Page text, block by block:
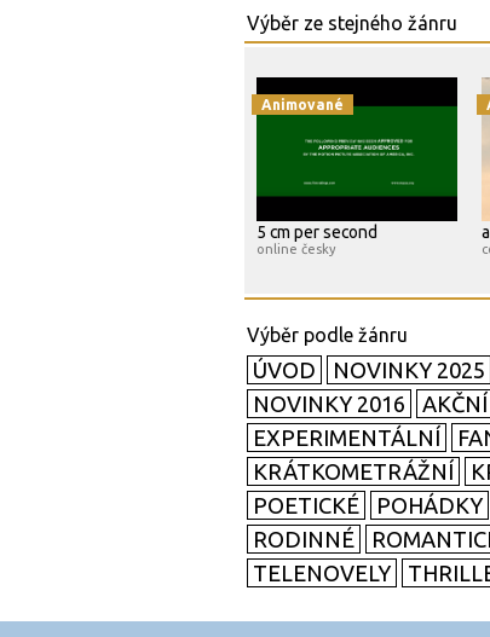
Animované
5 cm per second
online česky
ÚVOD NOVINKY 2025
NOVINKY 2016
AKČNÍ
EXPERIMENTÁLNÍ
KRÁTKOMETRÁŽNÍ
POETICKÉ
POHÁDKY
RODINNÉ
TELENOVELY